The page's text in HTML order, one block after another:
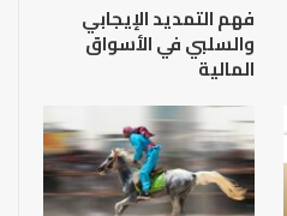
فهم التمديد الإيجابي
والسلبي في الأسواق
المالية